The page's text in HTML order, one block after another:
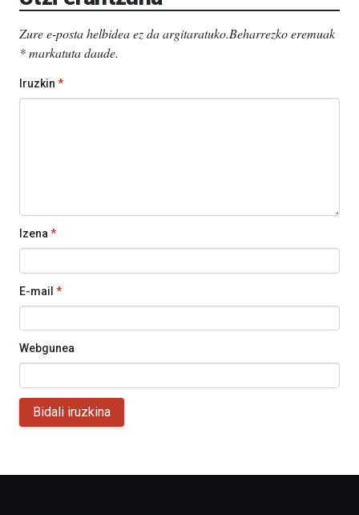
Zure e-posta helbidea ez da argitaratuko.Beharrezko eremuak
*markatuta daude.
Iruzkin *
Izena*
E-mail *
Webgunea
Bidali iruzkina